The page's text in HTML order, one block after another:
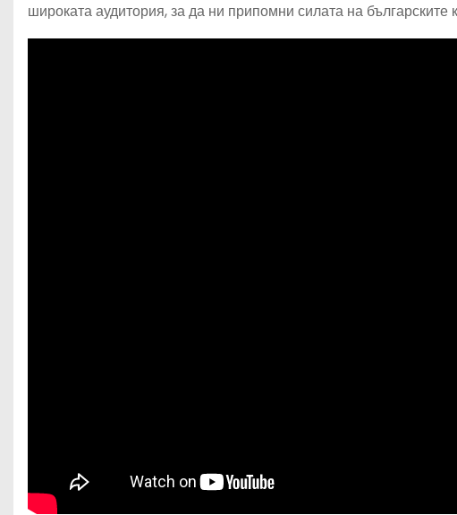
широката аудитория, за да ни припомни силата на българските